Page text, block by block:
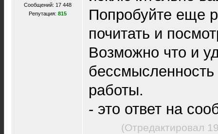
Сообщений: 17 448
Репутация: 815
Попробуйте еще
почитать и
Возможно что и
работы.
- это ответ на
(Отредактировал